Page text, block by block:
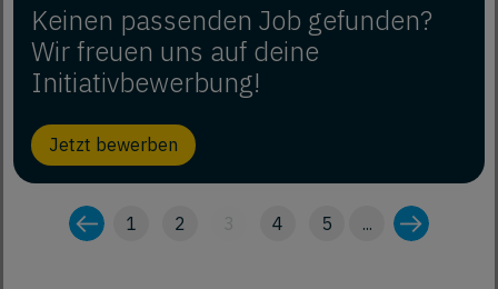
Keinen passenden Job gefunden?
Wir freuen uns auf deine
Initiativbewerbung!
Jetzt bewerben
1 2 3 4 5 ...